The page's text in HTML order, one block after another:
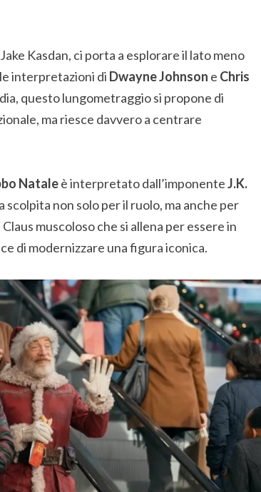
Kasdan, ci porta a esplorare il lato meno
interpretazioni di Dwayne Johnson e Chris
questo lungometraggio si propone di
ma riesce davvero a centrare
Nataleè interpretato dall’imponenteJ.K.
scolpita non solo per il ruolo, ma anche per
muscoloso che si allena per essere in
di modernizzare una figura iconica.